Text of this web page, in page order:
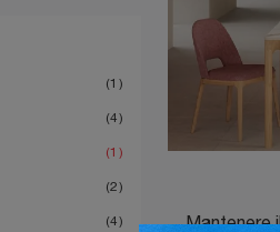
1
4
1
2
4